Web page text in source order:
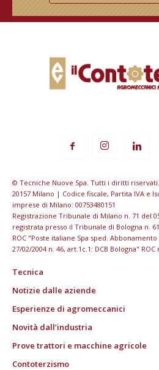
© Tecniche Nuove Spa. Tutti i diritti
20157 Milano | Codice fiscale, Partita IVA e
imprese di Milano: 00753480151
Registrazione Tribunale di Milano n. 71 del
registrata presso il Tribunale di Bologna n.
ROC "Poste italiane Spa sped. Abbonamento
27/02/2004 n. 46, art.1c.1: DCB Bologna"
Tecnica
Notizie dalle aziende
Esperienze di agromeccanici
Novità dall’industria
Prove trattori e macchine agricole
Contoterzismo